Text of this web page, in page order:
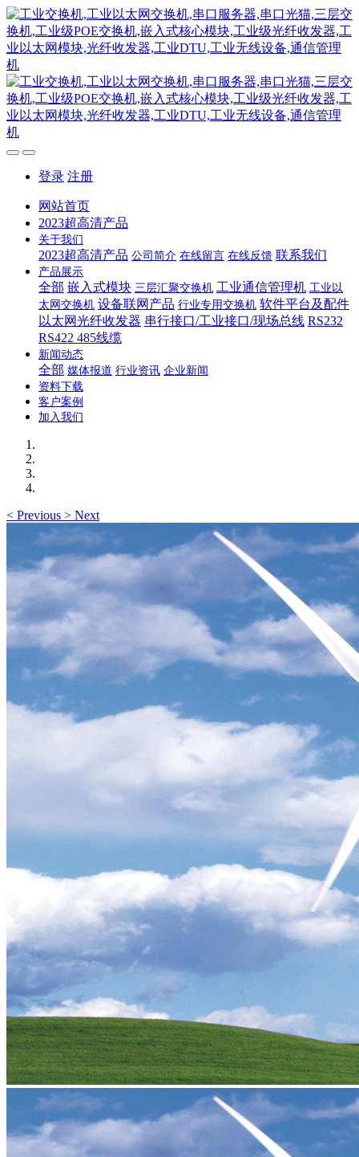
登录 注册
网站首页
2023超高清产品
关于我们
2023超高清产品 公司简介 在线留言 在线反馈 联系我们
产品展示
全部 嵌入式模块 三层汇聚交换机 工业通信管理机 工业以
太网交换机 设备联网产品 行业专用交换机 软件平台及配件
以太网光纤收发器 串行接口/工业接口/现场总线 RS232
RS422 485线缆
新闻动态
全部 媒体报道 行业资讯 企业新闻
资料下载
客户案例
加入我们
< Previous > Next